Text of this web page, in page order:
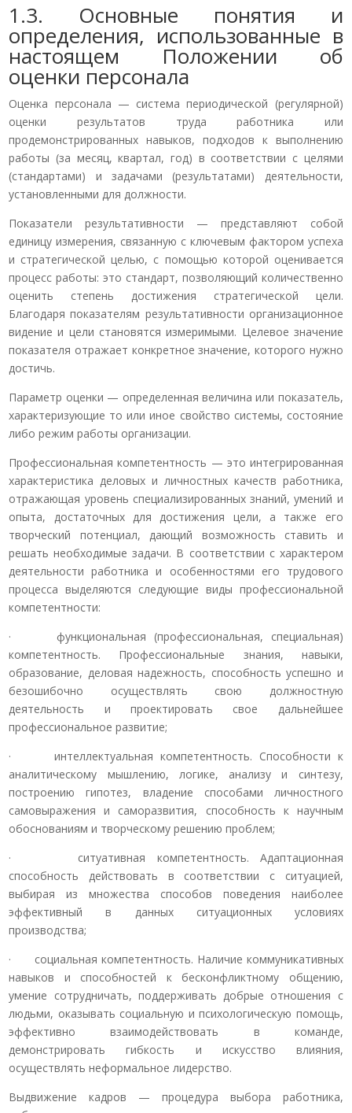
1.3. Основные понятия и
определения, использованные в
настоящем Положении об
оценки персонала
Оценка персонала — система периодической (регулярной)
оценки результатов труда работника или
продемонстрированных навыков, подходов к выполнению
работы (за месяц, квартал, год) в соответствии с целями
(стандартами) и задачами (результатами) деятельности,
установленными для должности.
Показатели результативности — представляют собой
единицу измерения, связанную с ключевым фактором успеха
и стратегической целью, с помощью которой оценивается
процесс работы: это стандарт, позволяющий количественно
оценить степень достижения стратегической цели.
Благодаря показателям результативности организационное
видение и цели становятся измеримыми. Целевое значение
показателя отражает конкретное значение, которого нужно
достичь.
Параметр оценки — определенная величина или показатель,
характеризующие то или иное свойство системы, состояние
либо режим работы организации.
Профессиональная компетентность — это интегрированная
характеристика деловых и личностных качеств работника,
отражающая уровень специализированных знаний, умений и
опыта, достаточных для достижения цели, а также его
творческий потенциал, дающий возможность ставить и
решать необходимые задачи. В соответствии с характером
деятельности работника и особенностями его трудового
процесса выделяются следующие виды профессиональной
компетентности:
· функциональная (профессиональная, специальная)
компетентность. Профессиональные знания, навыки,
образование, деловая надежность, способность успешно и
безошибочно осуществлять свою должностную
деятельность и проектировать свое дальнейшее
профессиональное развитие;
· интеллектуальная компетентность. Способности к
аналитическому мышлению, логике, анализу и синтезу,
построению гипотез, владение способами личностного
самовыражения и саморазвития, способность к научным
обоснованиям и творческому решению проблем;
· ситуативная компетентность. Адаптационная
способность действовать в соответствии с ситуацией,
выбирая из множества способов поведения наиболее
эффективный в данных ситуационных условиях
производства;
· социальная компетентность. Наличие коммуникативных
навыков и способностей к бесконфликтному общению,
умение сотрудничать, поддерживать добрые отношения с
людьми, оказывать социальную и психологическую помощь,
эффективно взаимодействовать в команде,
демонстрировать гибкость и искусство влияния,
осуществлять неформальное лидерство.
Выдвижение кадров — процедура выбора работника,